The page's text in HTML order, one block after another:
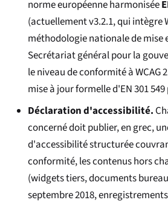
norme européenne harmonisée
(actuellement v3.2.1, qui intègre
méthodologie nationale de mise
Secrétariat général pour la
le niveau de conformité à WCAG
mise à jour formelle d'EN 301
Déclaration d'accessibilité.
concerné doit publier, en grec,
d'accessibilité structurée
conformité, les contenus hors
(widgets tiers, documents
septembre 2018,